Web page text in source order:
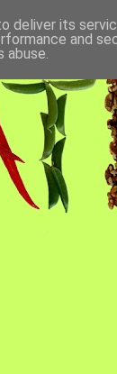
deliver its
and
abuse.